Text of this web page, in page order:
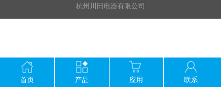
杭州川田电器有限公司
首页 产品 应用 联系